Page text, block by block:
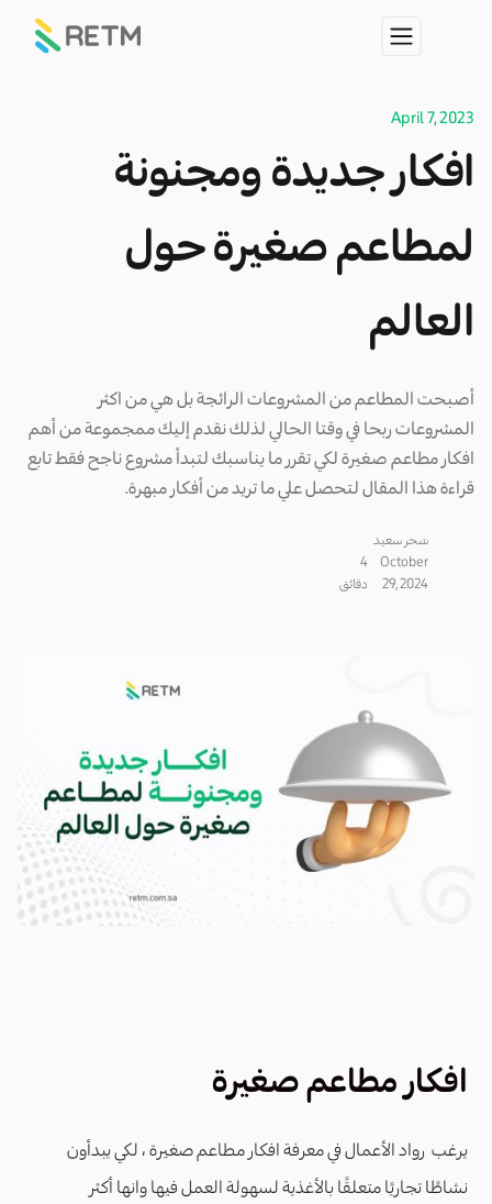
April 7, 2023
افكار جديدة ومجنونة
لمطاعم صغيرة حول
العالم
أصبحت المطاعم من المشروعات الرائجة بل هي من اكثر
المشروعات ربحا في وقتا الحالي لذلك نقدم إليك ممجموعة من أهم
افكار مطاعم صغيرة لكي تقرر ما يناسبك لتبدأ مشروع ناجح فقط تابع
قراءة هذا المقال لتحصل علي ما تريد من أفكار مبهرة.
سَحر سعيد
October
29, 2024
4
دقائق
افكار مطاعم صغيرة
يرغب رواد الأعمال في معرفة افكار مطاعم صغيرة ، لكي يبدأون
نشاطًا تجاريًا متعلقًا بالأغذية لسهولة العمل فيها وانها أكثر